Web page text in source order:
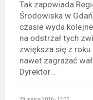
Tak zapowiada
Środowiska w
czasie wyda
na odstrzał tych
zwiększa się z
nawet zagrażać
Dyrektor...